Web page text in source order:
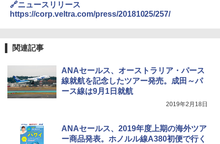
🔗ニュースリリース
https://corp.veltra.com/press/20181025/257/
関連記事
ANAセールス、オーストラリア・パース
線就航を記念したツアー発売。成田～パ
ース線は9月1日就航
2019年2月18日
ANAセールス、2019年度上期の海外ツア
ー商品発表。ホノルル線A380初便で行く